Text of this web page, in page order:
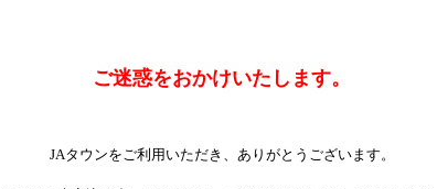
ご迷惑をおかけいたします。
JAタウンをご利用いただき、ありがとうございます。